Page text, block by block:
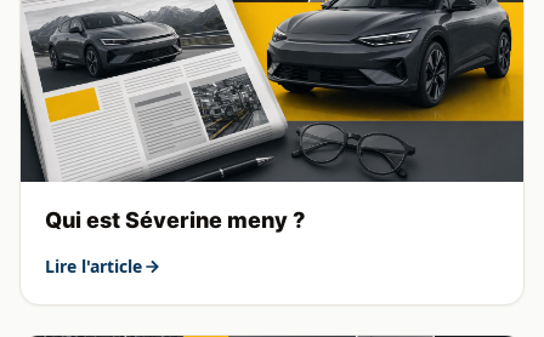
Qui est Séverine meny ?
Lire l'article